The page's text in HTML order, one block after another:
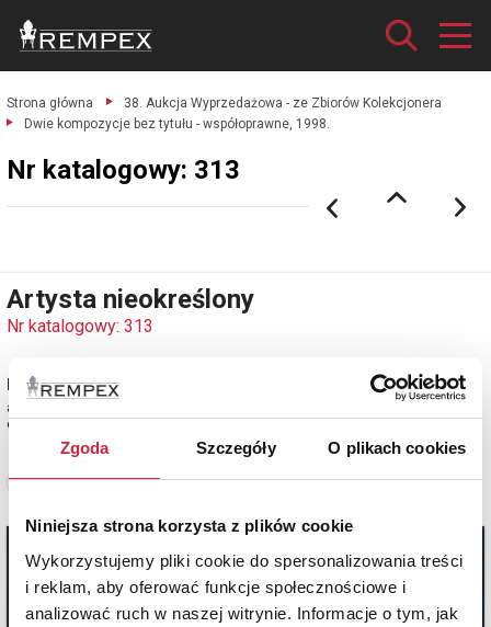
Zgoda Szczegóły O plikach cookies
Niniejsza strona korzysta z plików cookie
Wykorzystujemy pliki cookie do spersonalizowania treści
i reklam, aby oferować funkcje społecznościowe i
analizować ruch w naszej witrynie. Informacje o tym, jak
Strona główna
38. Aukcja Wyprzedażowa - ze Zbiorów Kolekcjonera
Dwie kompozycje bez tytułu - współoprawne, 1998.
Nr katalogowy: 313
Artysta nieokreślony
Nr katalogowy: 313
Dwie kompozycje bez tytułu - współoprawne, 1998
akwaforta, akwatinta; 12 x 6,5 cm każda (w świetle passe-partout);
opisane i sygnowane nieczytelnie u dołu ołówkiem.
Zobacz pełne informacje